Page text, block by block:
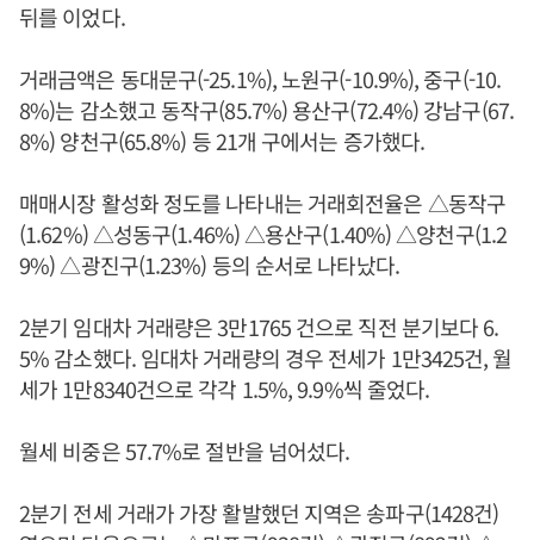
뒤를 이었다.
거래금액은 동대문구(-25.1%), 노원구(-10.9%), 중구(-10.
8%)는 감소했고 동작구(85.7%) 용산구(72.4%) 강남구(67.
8%) 양천구(65.8%) 등 21개 구에서는 증가했다.
매매시장 활성화 정도를 나타내는 거래회전율은 △동작구
(1.62%) △성동구(1.46%) △용산구(1.40%) △양천구(1.2
9%) △광진구(1.23%) 등의 순서로 나타났다.
2분기 임대차 거래량은 3만1765 건으로 직전 분기보다 6.
5% 감소했다. 임대차 거래량의 경우 전세가 1만3425건, 월
세가 1만8340건으로 각각 1.5%, 9.9%씩 줄었다.
월세 비중은 57.7%로 절반을 넘어섰다.
2분기 전세 거래가 가장 활발했던 지역은 송파구(1428건)